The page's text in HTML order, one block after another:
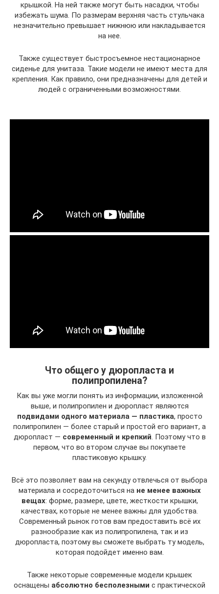
крышкой. На ней также могут быть насадки, чтобы
избежать шума. По размерам верхняя часть стульчака
незначительно превышает нижнюю или накладывается
на нее.
Также существует быстросъемное нестационарное
сиденье для унитаза. Такие модели не имеют места для
крепления. Как правило, они предназначены для детей и
людей с ограниченными возможностями.
Что общего у дюропласта и
полипропилена?
Как вы уже могли понять из информации, изложенной
выше, и полипропилен и дюропласт являются
подвидами одного материала — пластика, просто
полипропилен — более старый и простой его вариант, а
дюропласт — современный и крепкий. Поэтому что в
первом, что во втором случае вы покупаете
пластиковую крышку.
Всё это позволяет вам на секунду отвлечься от выбора
материала и сосредоточиться на не менее важных
вещах: форме, размере, цвете, жесткости крышки,
качествах, которые не менее важны для удобства.
Современный рынок готов вам предоставить всё их
разнообразие как из полипропилена, так и из
дюропласта, поэтому вы сможете выбрать ту модель,
которая подойдет именно вам.
Также некоторые современные модели крышек
оснащены абсолютно бесполезными с практической